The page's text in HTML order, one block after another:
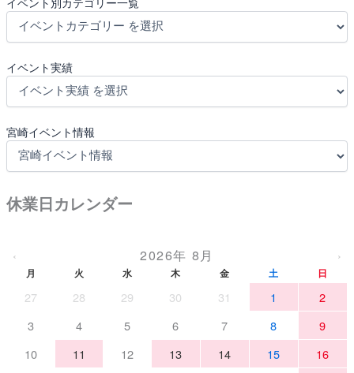
イベント別カテゴリー一覧
イベント実績
宮崎イベント情報
休業日カレンダー
‹ 2026年 8月 ›
月 火 水 木 金 土 日
27 28 29 30 31 1
2
3
4 5 6 7 8
9
10
11 12 13 14 15
16